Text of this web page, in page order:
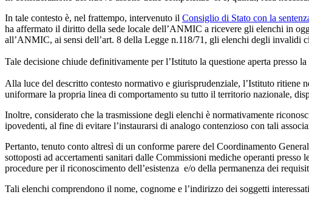
In tale contesto è, nel frattempo, intervenuto il Consiglio di Stato con la
ha affermato il diritto della sede locale dell’ANMIC a ricevere gli elenchi in
all’ANMIC, ai sensi dell’art. 8 della Legge n.118/71, gli elenchi degli invalidi
Tale decisione chiude definitivamente per l’Istituto la questione aperta
Alla luce del descritto contesto normativo e giurisprudenziale, l’Istituto ritiene
uniformare la propria linea di comportamento su tutto il territorio nazionale,
Inoltre, considerato che la trasmissione degli elenchi è normativamente
ipovedenti, al fine di evitare l’instaurarsi di analogo contenzioso con tali
Pertanto, tenuto conto altresì di un conforme parere del Coordinamento
sottoposti ad accertamenti sanitari dalle Commissioni mediche operanti
procedure per il riconoscimento dell’esistenza e/o della permanenza dei
Tali elenchi comprendono il nome, cognome e l’indirizzo dei soggetti